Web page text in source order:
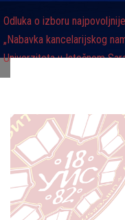
Odluka o izboru
„Nabavka kancelarijskog
Univerziteta u Istočnom